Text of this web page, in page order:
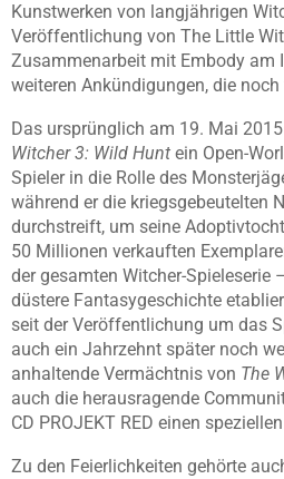
Kunstwerken von langjährigen
Veröffentlichung von The Little
Zusammenarbeit mit Embody am
weiteren Ankündigungen, die
Das ursprünglich am 19. Mai
Witcher 3: Wild Hunt ein Open-
Spieler in die Rolle des
während er die kriegsgebeutelten
durchstreift, um seine
50 Millionen verkauften
der gesamten Witcher-Spieleserie
düstere Fantasygeschichte
seit der Veröffentlichung um das
auch ein Jahrzehnt später noch
anhaltende Vermächtnis von The
auch die herausragende
CD PROJEKT RED einen
Zu den Feierlichkeiten gehörte